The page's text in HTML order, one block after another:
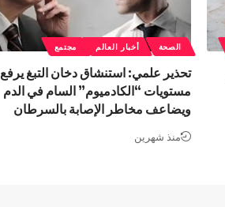
الصحة أخبار العالم مجتمع
تحذير علمي: استنشاق دخان التبغ يرفع
مستويات “الكادميوم” السام في الدم
ويضاعف مخاطر الإصابة بالسرطان
منذ شهرين